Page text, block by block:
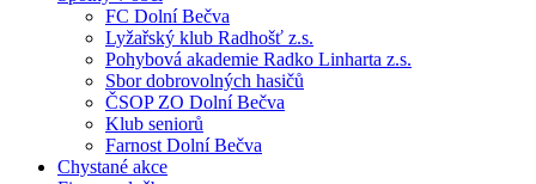
FC Dolní Bečva
Lyžařský klub Radhošť z.s.
Pohybová akademie Radko Linharta z.s.
Sbor dobrovolných hasičů
ČSOP ZO Dolní Bečva
Klub seniorů
Farnost Dolní Bečva
Chystané akce